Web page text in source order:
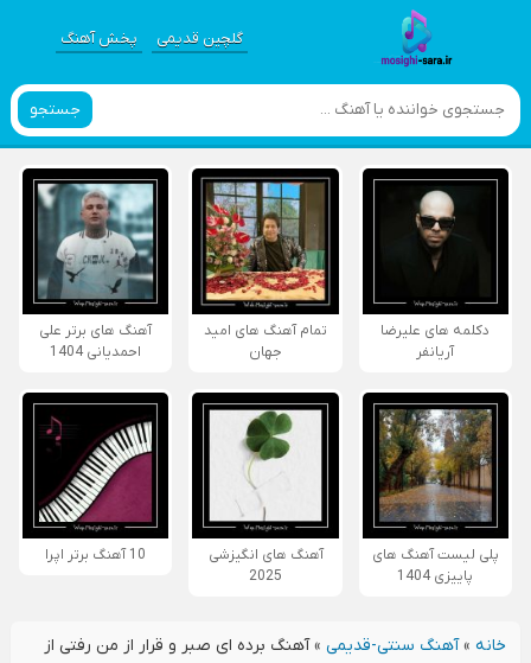
گلچین قدیمی پخش آهنگ
جستجو
دکلمه های علیرضا
آریانفر
تمام آهنگ های امید
جهان
آهنگ های برتر علی
احمدیانی 1404
پلی لیست آهنگ های
پاییزی 1404
آهنگ های انگیزشی
2025
10 آهنگ برتر اپرا
خانه»آهنگ سنتی-قدیمی»آهنگ برده ای صبر و قرار از من رفتی از